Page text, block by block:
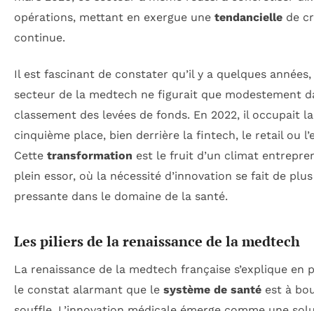
opérations, mettant en exergue une tendancielle de
continue.
Il est fascinant de constater qu’il y a quelques années,
secteur de la medtech ne figurait que modestement
classement des levées de fonds. En 2022, il occupait la
cinquième place, bien derrière la fintech, le retail ou
Cette transformation est le fruit d’un climat
plein essor, où la nécessité d’innovation se fait de
pressante dans le domaine de la santé.
Les piliers de la renaissance de la medtech
La renaissance de la medtech française s’explique en
le constat alarmant que le système de santé est à